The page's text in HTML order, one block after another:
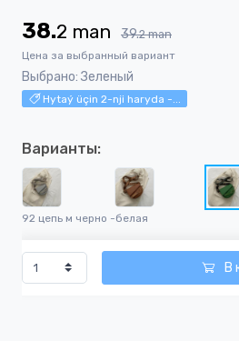
38.2 man 39.2 man
Цена за выбранный вариант
Выбрано: Зеленый
Hytaý üçin 2-nji haryda -...
Варианты:
92 цепь м черно -белая
В